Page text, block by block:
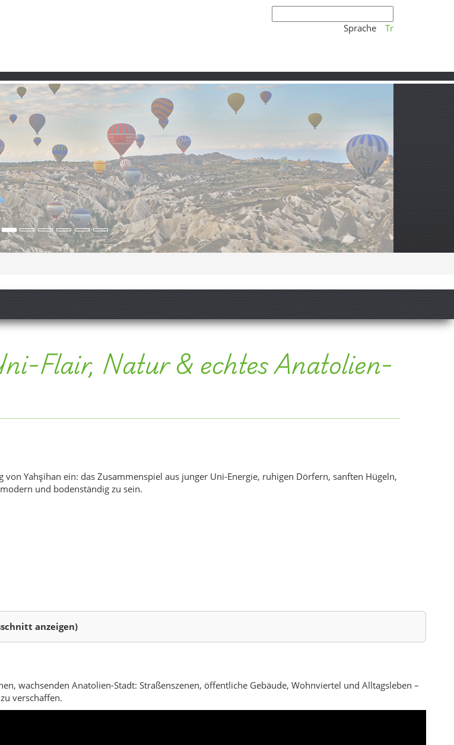
Sprache Tr
Flair, Natur & echtes Anatolien-
Yahşihan ein: das Zusammenspiel aus junger Uni-Energie, ruhigen Dörfern, sanften Hügeln,
und bodenständig zu sein.
anzeigen)
wachsenden Anatolien-Stadt: Straßenszenen, öffentliche Gebäude, Wohnviertel und Alltagsleben –